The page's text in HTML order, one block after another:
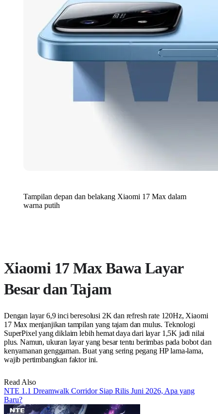
Tampilan depan dan belakang Xiaomi 17 Max dalam
warna putih
Xiaomi 17 Max Bawa Layar
Besar dan Tajam
Dengan layar 6,9 inci beresolusi 2K dan refresh rate 120Hz, Xiaomi
17 Max menjanjikan tampilan yang tajam dan mulus. Teknologi
SuperPixel yang diklaim lebih hemat daya dari layar 1,5K jadi nilai
plus. Namun, ukuran layar yang besar tentu berimbas pada bobot dan
kenyamanan genggaman. Buat yang sering pegang HP lama-lama,
wajib pertimbangkan faktor ini.
Read Also
NTE 1.1 Dreamwalk Corridor Siap Rilis Juni 2026, Apa yang
Baru?